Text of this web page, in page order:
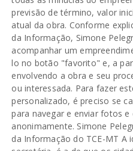
previsão de término, valor
atual da obra. Conforme
da Informação, Simone
acompanhar um
lo no botão "favorito" e, a
envolvendo a obra e seu
ou interessada. Para fazer
personalizado, é preciso se
para navegar e enviar fotos
anonimamente. Simone
da Informação do TCE-MT A